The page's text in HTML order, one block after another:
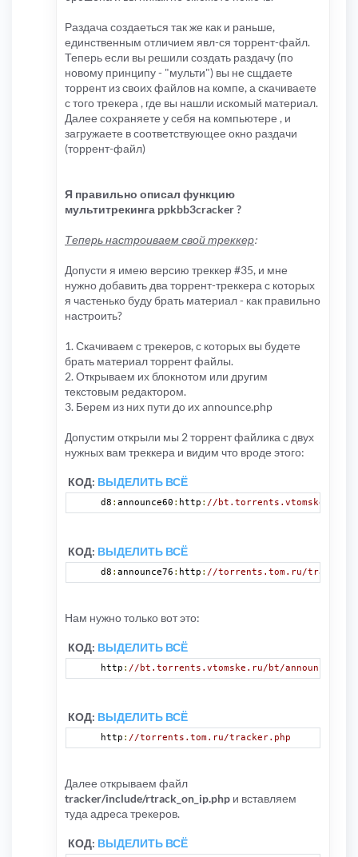
Раздача создаеться так же как и раньше,
единственным отличием явл-ся торрент-файл.
Теперь если вы решили создать раздачу (по
новому принципу - "мульти") вы не сщдаете
торрент из своих файлов на компе, а скачиваете
с того трекера , где вы нашли искомый материал.
Далее сохраняете у себя на компьютере , и
загружаете в соответствующее окно раздачи
(торрент-файл)
Я правильно описал функцию
мультитрекинга ppkbb3cracker ?
Теперь настроиваем свой треккер:
Допусти я имею версию треккер #35, и мне
нужно добавить два торрент-треккера с которых
я частенько буду брать материал - как правильно
настроить?
1. Скачиваем с трекеров, с которых вы будете
брать материал торрент файлы.
2. Открываем их блокнотом или другим
текстовым редактором.
3. Берем из них пути до их announce.php
Допустим открыли мы 2 торрент файлика с двух
нужных вам треккера и видим что вроде этого:
КОД: ВЫДЕЛИТЬ ВСЁ
d8 : announce60 : http : //bt.torrents.vtomske.ru/bt/
КОД: ВЫДЕЛИТЬ ВСЁ
d8 : announce76 : http : //torrents.tom.ru/
Нам нужно только вот это:
КОД: ВЫДЕЛИТЬ ВСЁ
http : //bt.torrents.vtomske.ru/bt/announce.php
КОД: ВЫДЕЛИТЬ ВСЁ
http : //torrents.tom.ru/tracker.php
Далее открываем файл
tracker/include/rtrack_on_ip.php и вставляем
туда адреса трекеров.
КОД: ВЫДЕЛИТЬ ВСЁ